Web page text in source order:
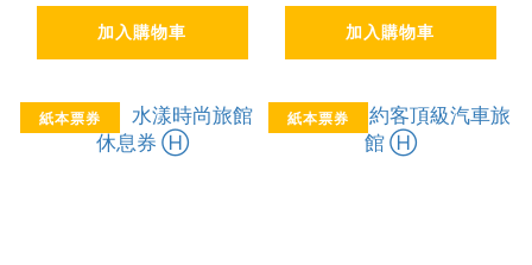
加入購物車 加入購物車
紙本票券 紙本票券